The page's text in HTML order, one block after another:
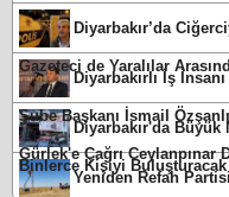
Diyarbakır’da
Gazeteci de Yaralılar
Diyarbakırlı İş
Şube Başkanı İsmail
Gürlek'e Çağrı Ceylanpınar
Diyarbakır'da
Binlerce Kişiyi Buluşturacak
Yeniden Refah